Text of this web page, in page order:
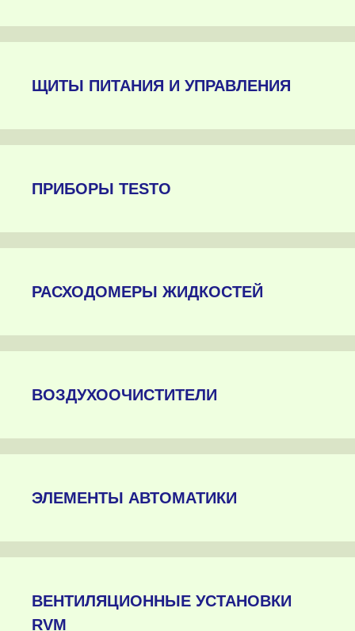
ЩИТЫ ПИТАНИЯ И УПРАВЛЕНИЯ
ПРИБОРЫ TESTO
РАСХОДОМЕРЫ ЖИДКОСТЕЙ
ВОЗДУХООЧИСТИТЕЛИ
ЭЛЕМЕНТЫ АВТОМАТИКИ
ВЕНТИЛЯЦИОННЫЕ УСТАНОВКИ
RVM